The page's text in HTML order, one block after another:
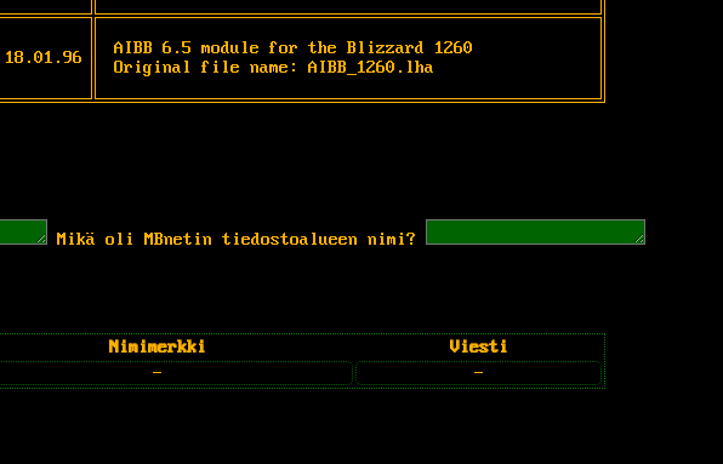
18.01.96
AIBB 6.5 module for the Blizzard 1260
Original file name: AIBB_1260.lha
Mikä oli MBnetin tiedostoalueen nimi?
Nimimerkki
Viesti
- -